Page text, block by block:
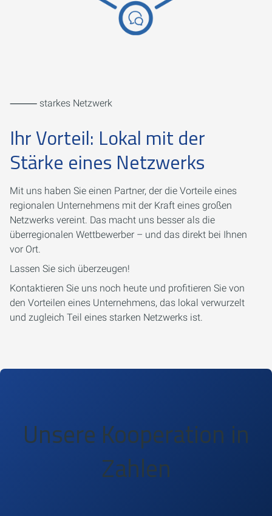
⸻ starkes Netzwerk
Ihr Vorteil: Lokal mit der
Stärke eines Netzwerks
Mit uns haben Sie einen Partner, der die Vorteile eines
regionalen Unternehmens mit der Kraft eines großen
Netzwerks vereint. Das macht uns besser als die
überregionalen Wettbewerber – und das direkt bei Ihnen
vor Ort.
Lassen Sie sich überzeugen!
Kontaktieren Sie uns noch heute und profitieren Sie von
den Vorteilen eines Unternehmens, das lokal verwurzelt
und zugleich Teil eines starken Netzwerks ist.
Unsere Kooperation in
Zahlen